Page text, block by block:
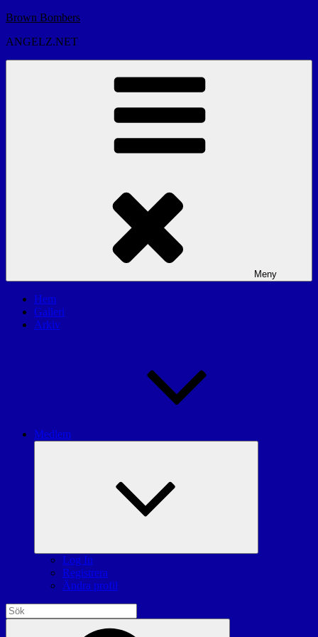
Hoppa
innehåll
Brown Bombers
ANGELZ.NET
Meny
Hem
Galleri
Arkiv
Medlem
Log In
Registrera
Ändra profil
Sök
efter: